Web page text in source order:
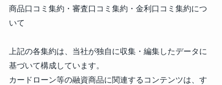
商品口コミ集約・審査口コミ集約・金利口コミ集約につ
いて
上記の各集約は、当社が独自に収集・編集したデータに
基づいて構成しています。
カードローン等の融資商品に関連するコンテンツは、す